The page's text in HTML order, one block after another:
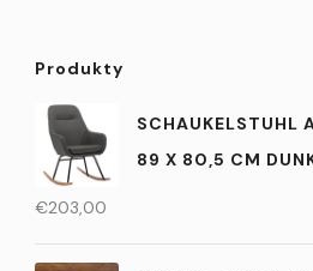
Produkty
SCHAUKELSTUHL
89 X 80,5 CM
€203,00